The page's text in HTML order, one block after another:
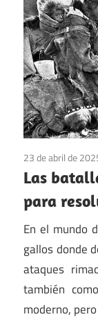
23 de abril de
Las
para
En el mundo
gallos donde
ataques
también
moderno,